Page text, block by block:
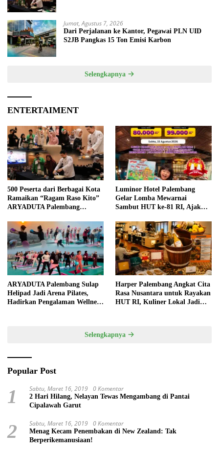
Jumat, Agustus 7, 2026
Dari Perjalanan ke Kantor, Pegawai PLN UID
S2JB Pangkas 15 Ton Emisi Karbon
Selengkapnya
ENTERTAIMENT
500 Peserta dari Berbagai Kota
Ramaikan “Ragam Raso Kito”
ARYADUTA Palembang
Luminor Hotel Palembang
Gelar Lomba Mewarnai
Sambut HUT ke-81 RI, Ajak
ARYADUTA Palembang Sulap
Helipad Jadi Arena Pilates,
Hadirkan Pengalaman Wellness
Harper Palembang Angkat Cita
Rasa Nusantara untuk Rayakan
HUT RI, Kuliner Lokal Jadi
Selengkapnya
Popular Post
1 Sabtu, Maret 16, 2019 0 Komentar
2 Hari Hilang, Nelayan Tewas Mengambang di Pantai
Cipalawah Garut
2 Sabtu, Maret 16, 2019 0 Komentar
Menag Kecam Penembakan di New Zealand: Tak
Berperikemanusiaan!